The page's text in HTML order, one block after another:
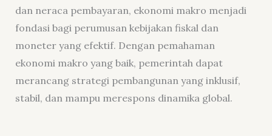
dan neraca pembayaran, ekonomi makro menjadi
fondasi bagi perumusan kebijakan fiskal dan
moneter yang efektif. Dengan pemahaman
ekonomi makro yang baik, pemerintah dapat
merancang strategi pembangunan yang inklusif,
stabil, dan mampu merespons dinamika global.